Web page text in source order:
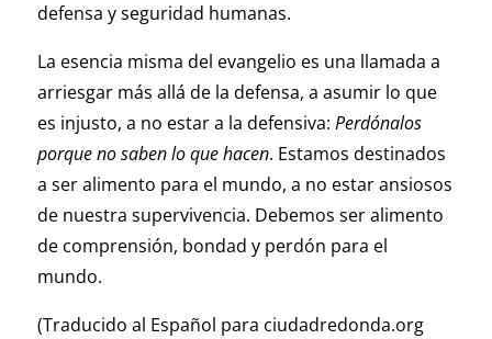
defensa y seguridad humanas.
La esencia misma del evangelio es una llamada a
arriesgar más allá de la defensa, a asumir lo que
es injusto, a no estar a la defensiva: Perdónalos
porque no saben lo que hacen. Estamos destinados
a ser alimento para el mundo, a no estar ansiosos
de nuestra supervivencia. Debemos ser alimento
de comprensión, bondad y perdón para el
mundo.
(Traducido al Español para ciudadredonda.org